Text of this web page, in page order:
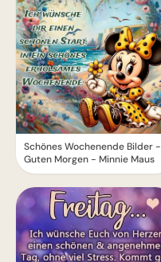
Schönes Wochenende Bilder -
Guten Morgen - Minnie Maus